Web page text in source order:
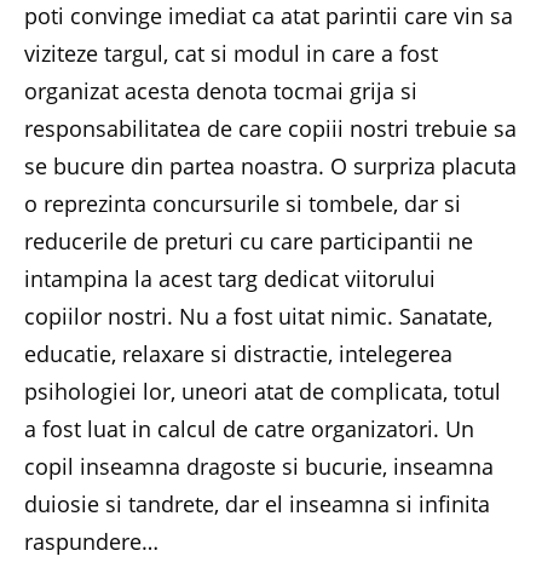
poti convinge imediat ca atat parintii care vin sa
viziteze targul, cat si modul in care a fost
organizat acesta denota tocmai grija si
responsabilitatea de care copiii nostri trebuie sa
se bucure din partea noastra. O surpriza placuta
o reprezinta concursurile si tombele, dar si
reducerile de preturi cu care participantii ne
intampina la acest targ dedicat viitorului
copiilor nostri. Nu a fost uitat nimic. Sanatate,
educatie, relaxare si distractie, intelegerea
psihologiei lor, uneori atat de complicata, totul
a fost luat in calcul de catre organizatori. Un
copil inseamna dragoste si bucurie, inseamna
duiosie si tandrete, dar el inseamna si infinita
raspundere…